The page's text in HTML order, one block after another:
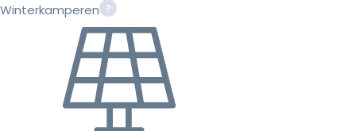
Winterkamperen